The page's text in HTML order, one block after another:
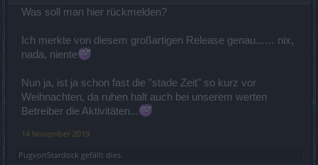
Was soll man hier rückmelden?
Ich merkte von diesem großartigen Release genau...… nix,
nada, niente
Nun ja, ist ja schon fast die "stade Zeit" so kurz vor
Weihnachten, da ruhen halt auch bei unserem werten
Betreiber die Aktivitäten...
14 November 2019
PugvonStardock gefällt dies.